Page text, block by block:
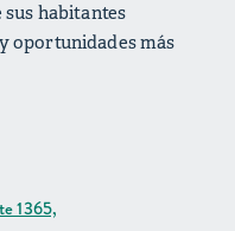
habitantes
oportunidades más
1365,